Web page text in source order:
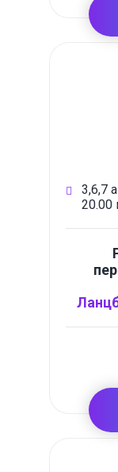
3,6,7
20.00